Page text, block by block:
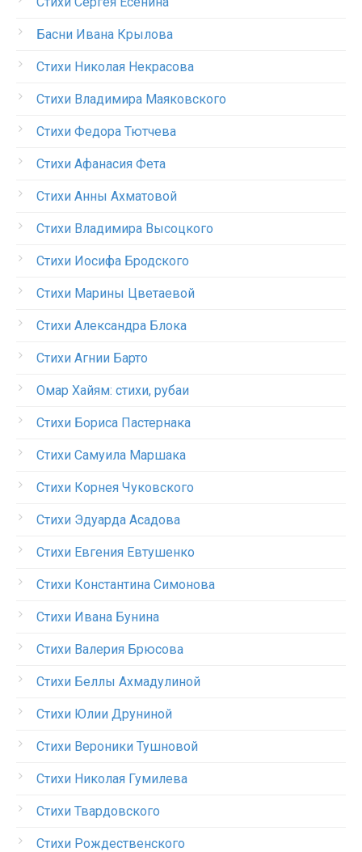
Басни Ивана Крылова
Стихи Николая Некрасова
Стихи Владимира Маяковского
Стихи Федора Тютчева
Стихи Афанасия Фета
Стихи Анны Ахматовой
Стихи Владимира Высоцкого
Стихи Иосифа Бродского
Стихи Марины Цветаевой
Стихи Александра Блока
Стихи Агнии Барто
Омар Хайям: стихи, рубаи
Стихи Бориса Пастернака
Стихи Самуила Маршака
Стихи Корнея Чуковского
Стихи Эдуарда Асадова
Стихи Евгения Евтушенко
Стихи Константина Симонова
Стихи Ивана Бунина
Стихи Валерия Брюсова
Стихи Беллы Ахмадулиной
Стихи Юлии Друниной
Стихи Вероники Тушновой
Стихи Николая Гумилева
Стихи Твардовского
Стихи Рождественского